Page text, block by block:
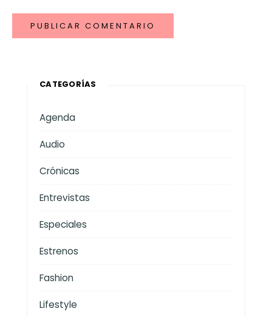
CATEGORÍAS
Agenda
Audio
Crónicas
Entrevistas
Especiales
Estrenos
Fashion
Lifestyle